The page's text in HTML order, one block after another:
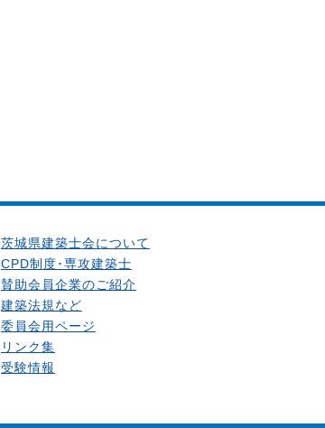
茨城県建築士会について
CPD制度･専攻建築士
賛助会員企業のご紹介
建築法規など
委員会用ページ
リンク集
受験情報